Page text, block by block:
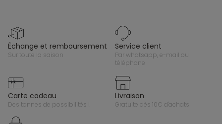
échange et remboursement
sur toute la saison
service client
par whatsapp, e-mail ou
téléphone
carte cadeau
des tonnes de possibilités !
livraison
gratuite dès 10€ d'achats